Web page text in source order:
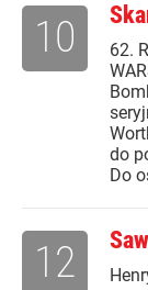
62.
do
Do
10
12